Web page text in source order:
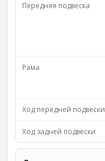
Передняя подвеска
Рама
Ход передней подвески
Ход задней подвески